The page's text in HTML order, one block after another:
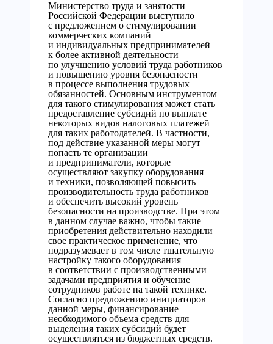
Министерство труда и занятости
Российской Федерации выступило
с предложением о стимулировании
коммерческих компаний
и индивидуальных предпринимателей
к более активной деятельности
по улучшению условий труда работников
и повышению уровня безопасности
в процессе выполнения трудовых
обязанностей. Основным инструментом
для такого стимулирования может стать
предоставление субсидий по выплате
некоторых видов налоговых платежей
для таких работодателей. В частности,
под действие указанной меры могут
попасть те организации
и предприниматели, которые
осуществляют закупку оборудования
и техники, позволяющей повысить
производительность труда работников
и обеспечить высокий уровень
безопасности на производстве. При этом
в данном случае важно, чтобы такие
приобретения действительно находили
свое практическое применение, что
подразумевает в том числе тщательную
настройку такого оборудования
в соответствии с производственными
задачами предприятия и обучение
сотрудников работе на такой технике.
Согласно предложению инициаторов
данной меры, финансирование
необходимого объема средств для
выделения таких субсидий будет
осуществляться из бюджетных средств.